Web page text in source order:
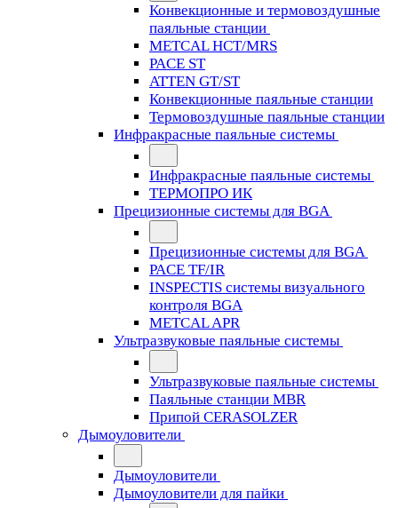
Конвекционные и термовоздушные
паяльные станции
METCAL HCT/MRS
PACE ST
ATTEN GT/ST
Конвекционные паяльные станции
Термовоздушные паяльные станции
Инфракрасные паяльные системы
Инфракрасные паяльные системы
ТЕРМОПРО ИК
Прецизионные системы для BGA
Прецизионные системы для BGA
PACE TF/IR
INSPECTIS системы визуального
контроля BGA
METCAL APR
Ультразвуковые паяльные системы
Ультразвуковые паяльные системы
Паяльные станции MBR
Припой CERASOLZER
Дымоуловители
Дымоуловители
Дымоуловители для пайки